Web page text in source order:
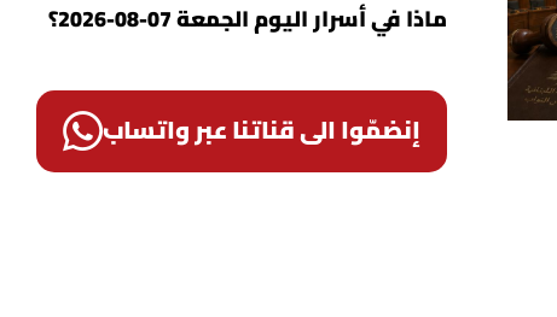
ماذا في أسرار اليوم الجمعة 07-08-2026؟
إنضمّوا الى قناتنا عبر واتساب